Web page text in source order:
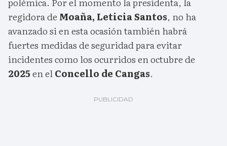
regidora de Moaña, Leticia Santos, no ha
avanzado si en esta ocasión también habrá
fuertes medidas de seguridad para evitar
incidentes como los ocurridos en octubre de
2025en elConcello de Cangas.